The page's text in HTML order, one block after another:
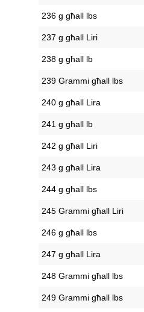
236 g għall lbs
237 g għall Liri
238 g għall lb
239 Grammi għall lbs
240 g għall Lira
241 g għall lb
242 g għall Liri
243 g għall Lira
244 g għall lbs
245 Grammi għall Liri
246 g għall lbs
247 g għall Lira
248 Grammi għall lbs
249 Grammi għall lbs